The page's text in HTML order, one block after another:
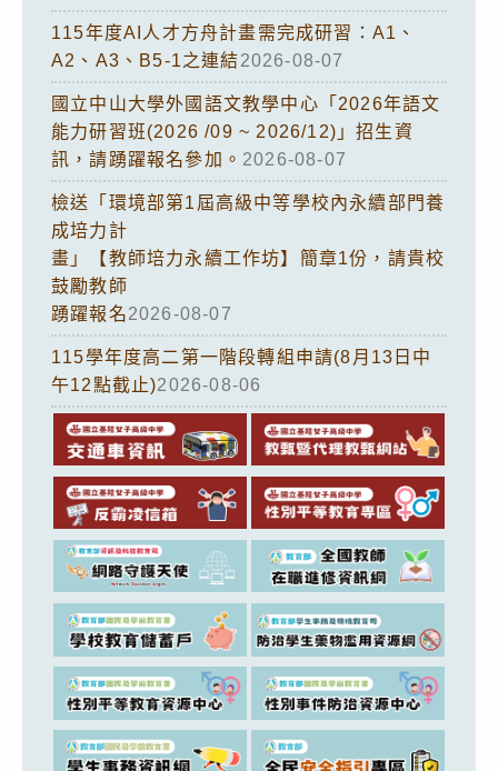
115年度AI人才方舟計畫需完成研習：A1、
A2、A3、B5-1之連結2026-08-07
國立中山大學外國語文教學中心「2026年語文
能力研習班(2026 /09 ~ 2026/12)」招生資
訊，請踴躍報名參加。 2026-08-07
檢送「環境部第1屆高級中等學校內永續部門養
成培力計
畫」【教師培力永續工作坊】簡章1份，請貴校
鼓勵教師
踴躍報名2026-08-07
115學年度高二第一階段轉組申請(8月13日中
午12點截止)2026-08-06